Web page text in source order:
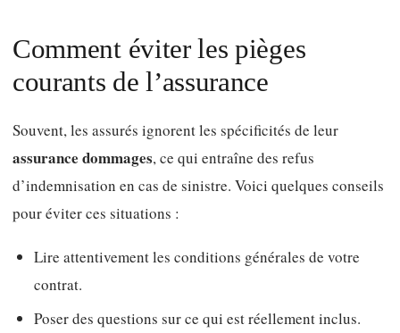
Comment éviter les pièges
courants de l’assurance
Souvent, les assurés ignorent les spécificités de leur
assurance dommages, ce qui entraîne des refus
d’indemnisation en cas de sinistre. Voici quelques conseils
pour éviter ces situations :
Lire attentivement les conditions générales de votre
contrat.
Poser des questions sur ce qui est réellement inclus.